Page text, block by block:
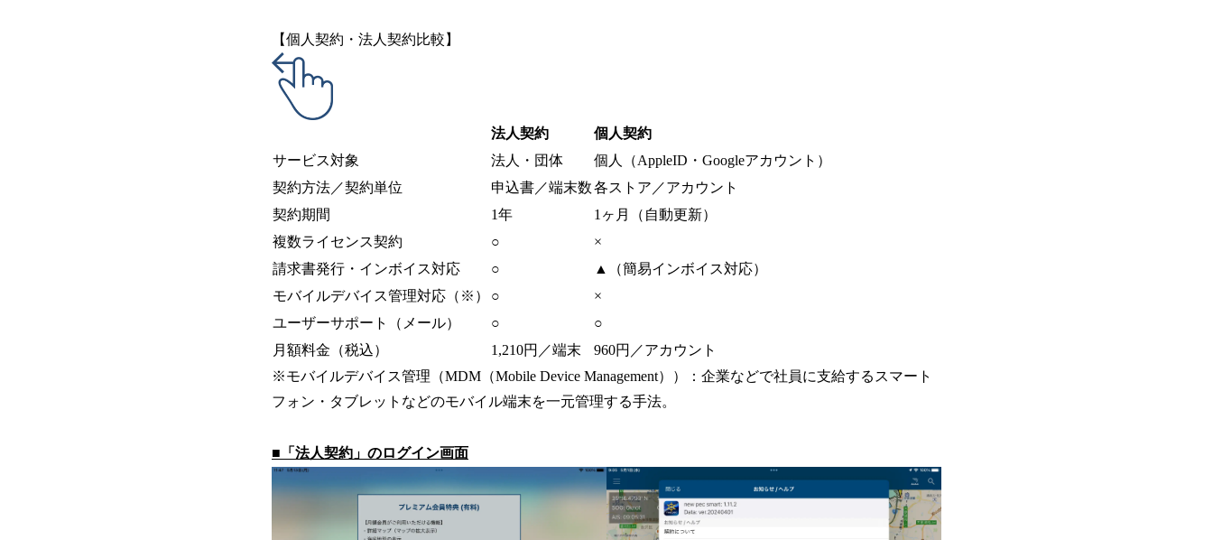
【個人契約・法人契約比較】
法人契約
個人契約
サービス対象
法人・団体
個人（AppleID・Googleアカウント）
契約方法／契約単位
申込書／端末数各ストア／アカウント
契約期間
1年
1ヶ月（自動更新）
複数ライセンス契約
○
×
請求書発行・インボイス対応
○
▲（簡易インボイス対応）
モバイルデバイス管理対応（※）
○
×
ユーザーサポート（メール）
○
○
月額料金（税込）
1,210円／端末
960円／アカウント
※モバイルデバイス管理（MDM（Mobile Device Management））：企業などで社員に支給するスマート
フォン・タブレットなどのモバイル端末を一元管理する手法。
■「法人契約」のログイン画面